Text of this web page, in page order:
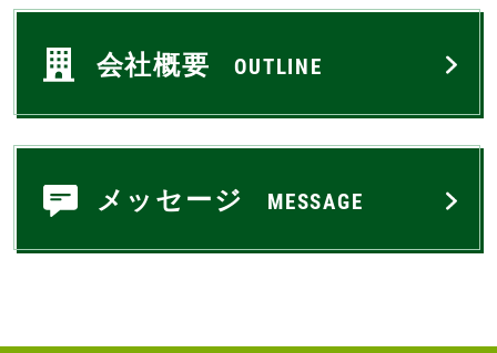
会社概要 OUTLINE
メッセージ MESSAGE